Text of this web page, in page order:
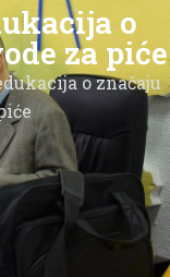
o
za piće
o značaju